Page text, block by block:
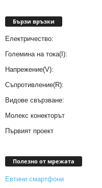
Бързи връзки
Електричество:
Големина на тока(I):
Напрежение(V):
Съпротивление(R):
Видове свързване:
Молекс конекторът
Първият проект
Полезно от мрежата
Евтини смартфони